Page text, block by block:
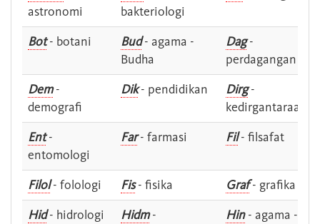
astronomi
bakteriologi
Bot- botani Bud- agama -
Budha
Dag-
perdagangan
Dem-
demografi
Dik- pendidikan Dirg-
kedirgantaraan
Ent-
entomologi
Far- farmasi Fil- filsafat
Filol- folologi Fis- fisika Graf- grafika
Hid- hidrologi Hidm-
Hin- agama -